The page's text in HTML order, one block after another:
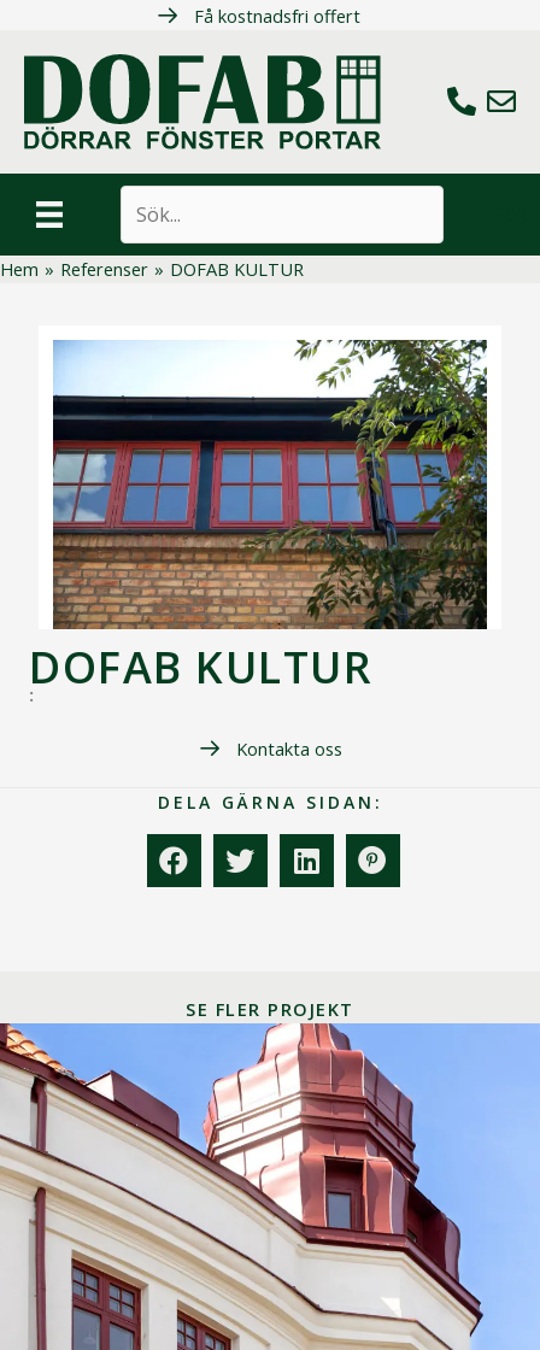
innehåll
Få kostnadsfri offert
Ring oss
Maila
Hem » Referenser » DOFAB KULTUR
DOFAB KULTUR
:
Kontakta oss
DELA GÄRNA SIDAN:
SE FLER PROJEKT